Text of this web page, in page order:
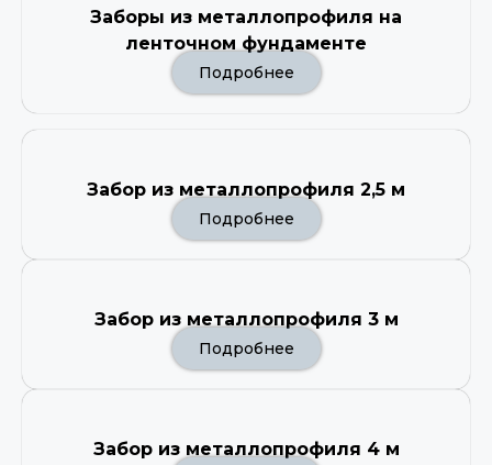
Заборы из металлопрофиля на
ленточном фундаменте
Подробнее
Забор из металлопрофиля 2,5 м
Подробнее
Забор из металлопрофиля 3 м
Подробнее
Забор из металлопрофиля 4 м